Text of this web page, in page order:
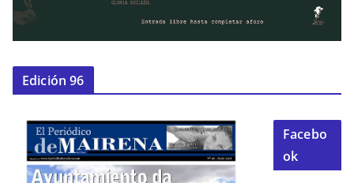
Edición 96
Facebo
ok